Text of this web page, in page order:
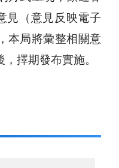
見（意見反映電子
本局將彙整相關意
擇期發布實施。